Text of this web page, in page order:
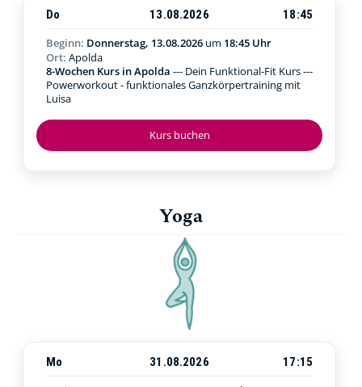
Kurs buchen
Do 13.08.2026
18:45
Beginn: Donnerstag, 13.08.2026 um 18:45 Uhr
Ort: Apolda
8-Wochen Kurs in Apolda --- Dein Funktional-Fit Kurs ---
Powerworkout - funktionales Ganzkörpertraining mit
Luisa
Yoga
Mo 31.08.2026
17:15